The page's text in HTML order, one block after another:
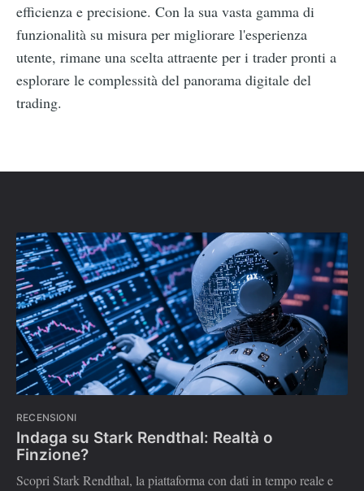
efficienza e precisione. Con la sua vasta gamma di
funzionalità su misura per migliorare l'esperienza
utente, rimane una scelta attraente per i trader pronti a
esplorare le complessità del panorama digitale del
trading.
RECENSIONI
Indaga su Stark Rendthal: Realtà o
Finzione?
Scopri Stark Rendthal, la piattaforma con dati in tempo reale e